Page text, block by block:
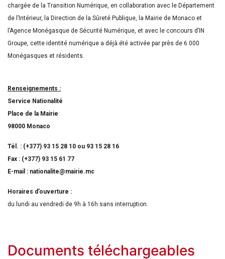
chargée de la Transition Numérique, en collaboration avec le Département
de l’Intérieur, la Direction de la Sûreté Publique, la Mairie de Monaco et
l’Agence Monégasque de Sécurité Numérique, et avec le concours d’IN
Groupe, cette identité numérique a déjà été activée par près de 6 000
Monégasques et résidents.
Renseignements :
Service Nationalité
Place de la Mairie
98000 Monaco
Tél. : (+377) 93 15 28 10 ou 93 15 28 16
Fax : (+377) 93 15 61 77
E-mail : nationalite@mairie.mc
Horaires d’ouverture :
du lundi au vendredi de 9h à 16h sans interruption.
Documents téléchargeables